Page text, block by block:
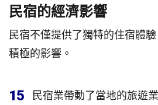
民宿的經濟影響
民宿不僅提供了獨特的住宿體
積極的影響。
15 民宿業帶動了當地的旅遊